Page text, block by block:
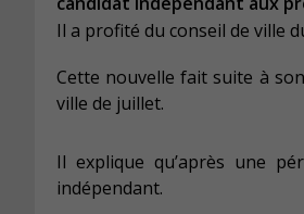
Il a profité du conseil de ville
Cette nouvelle fait suite à
ville de juillet.
Il explique qu’après une
indépendant.